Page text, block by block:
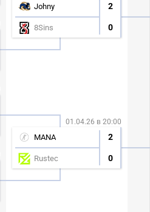
Johny 2
8Sins 0
01.04.26 в 20:00
MANA 2
Rustec 0